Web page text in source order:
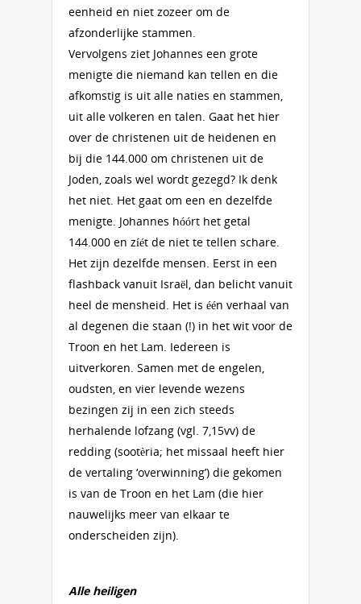
eenheid en niet zozeer om de
afzonderlijke stammen.
Vervolgens ziet Johannes een grote
menigte die niemand kan tellen en die
afkomstig is uit alle naties en stammen,
uit alle volkeren en talen. Gaat het hier
over de christenen uit de heidenen en
bij die 144.000 om christenen uit de
Joden, zoals wel wordt gezegd? Ik denk
het niet. Het gaat om een en dezelfde
menigte. Johannes hóórt het getal
144.000 en zíét de niet te tellen schare.
Het zijn dezelfde mensen. Eerst in een
flashback vanuit Israël, dan belicht vanuit
heel de mensheid. Het is één verhaal van
al degenen die staan (!) in het wit voor de
Troon en het Lam. Iedereen is
uitverkoren. Samen met de engelen,
oudsten, en vier levende wezens
bezingen zij in een zich steeds
herhalende lofzang (vgl. 7,15vv) de
redding (sootèria; het missaal heeft hier
de vertaling ‘overwinning’) die gekomen
is van de Troon en het Lam (die hier
nauwelijks meer van elkaar te
onderscheiden zijn).
Alle heiligen